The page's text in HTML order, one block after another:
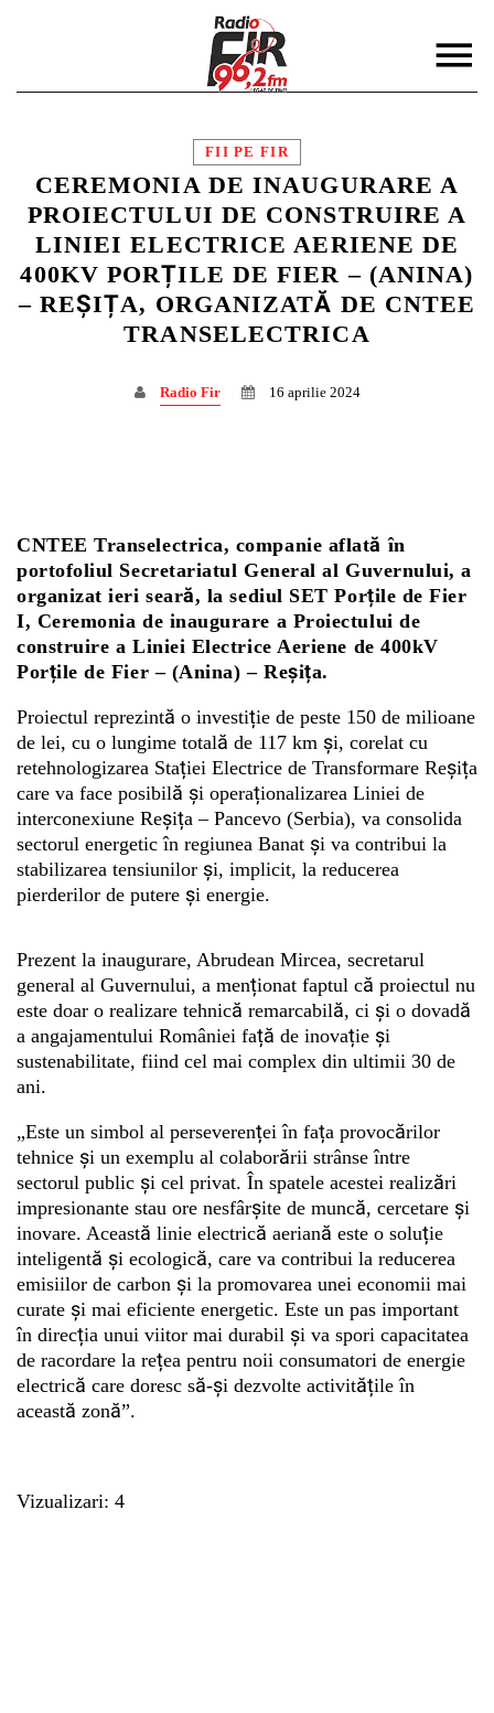
CAUTA IN SITE:
DISTRIBUIE PAGINA PE:
Twitter
Whatsapp
FII PE FIR
CEREMONIA DE INAUGURARE A
PROIECTULUI DE CONSTRUIRE A
LINIEI ELECTRICE AERIENE DE
400KV PORȚILE DE FIER – (ANINA)
– REȘIȚA, ORGANIZATĂ DE CNTEE
TRANSELECTRICA
Radio Fir 16 aprilie 2024
CNTEE Transelectrica, companie aflată în
portofoliul Secretariatul General al Guvernului, a
organizat ieri seară, la sediul SET Porțile de Fier
I, Ceremonia de inaugurare a Proiectului de
construire a Liniei Electrice Aeriene de 400kV
Porțile de Fier – (Anina) – Reșița.
Proiectul reprezintă o investiție de peste 150 de milioane
de lei, cu o lungime totală de 117 km și, corelat cu
retehnologizarea Stației Electrice de Transformare Reșița
care va face posibilă și operaționalizarea Liniei de
interconexiune Reșița – Pancevo (Serbia), va consolida
sectorul energetic în regiunea Banat și va contribui la
stabilizarea tensiunilor și, implicit, la reducerea
pierderilor de putere și energie.
Prezent la inaugurare, Abrudean Mircea, secretarul
general al Guvernului, a menționat faptul că proiectul nu
este doar o realizare tehnică remarcabilă, ci și o dovadă
a angajamentului României față de inovație și
sustenabilitate, fiind cel mai complex din ultimii 30 de
ani.
„Este un simbol al perseverenței în fața provocărilor
tehnice și un exemplu al colaborării strânse între
sectorul public și cel privat. În spatele acestei realizări
impresionante stau ore nesfârșite de muncă, cercetare și
inovare. Această linie electrică aeriană este o soluție
inteligentă și ecologică, care va contribui la reducerea
emisiilor de carbon și la promovarea unei economii mai
curate și mai eficiente energetic. Este un pas important
în direcția unui viitor mai durabil și va spori capacitatea
de racordare la rețea pentru noii consumatori de energie
electrică care doresc să-și dezvolte activitățile în
această zonă”.
Vizualizari: 4